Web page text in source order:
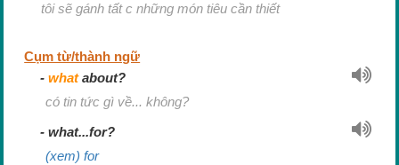
tôi sẽ gánh tất c những món tiêu cần thiết
Cụm từ/thành ngữ
whatabout?
có tin tức gì về... không?
what...for?
(xem) for